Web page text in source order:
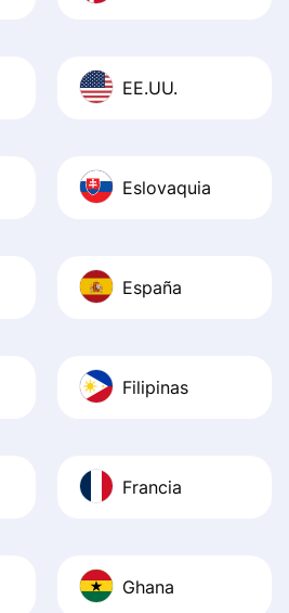
EE.UU.
Eslovaquia
España
Filipinas
Francia
Ghana